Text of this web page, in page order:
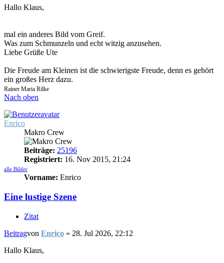
Hallo Klaus,
mal ein anderes Bild vom Greif.
Was zum Schmunzeln und echt witzig anzusehen.
Liebe Grüße Ute
Die Freude am Kleinen ist die schwierigste Freude, denn es gehört
ein großes Herz dazu.
Rainer Maria Rilke
Nach oben
Enrico
Makro Crew
Beiträge: 25196
Registriert: 16. Nov 2015, 21:24
alle Bilder
Vorname: Enrico
Eine lustige Szene
Zitat
Beitragvon Enrico » 28. Jul 2026, 22:12
Hallo Klaus,